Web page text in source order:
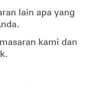
lain apa yang
kami dan